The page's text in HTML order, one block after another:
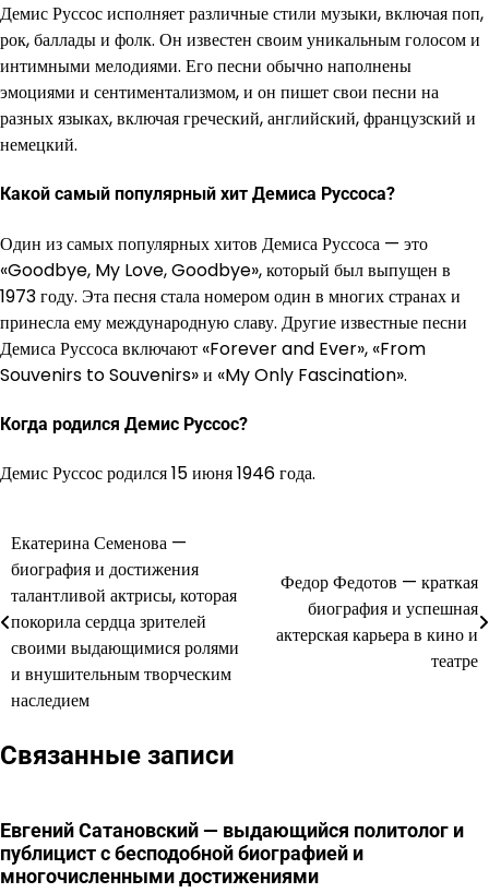
Демис Руссос исполняет различные стили музыки, включая поп,
рок, баллады и фолк. Он известен своим уникальным голосом и
интимными мелодиями. Его песни обычно наполнены
эмоциями и сентиментализмом, и он пишет свои песни на
разных языках, включая греческий, английский, французский и
немецкий.
Какой самый популярный хит Демиса Руссоса?
Один из самых популярных хитов Демиса Руссоса — это
«Goodbye, My Love, Goodbye», который был выпущен в
1973 году. Эта песня стала номером один в многих странах и
принесла ему международную славу. Другие известные песни
Демиса Руссоса включают «Forever and Ever», «From
Souvenirs to Souvenirs» и «My Only Fascination».
Когда родился Демис Руссос?
Демис Руссос родился 15 июня 1946 года.
Навигация
по
записям
Екатерина Семенова —
биография и достижения
талантливой актрисы, которая
покорила сердца зрителей
своими выдающимися ролями
и внушительным творческим
наследием
Федор Федотов — краткая
биография и успешная
актерская карьера в кино и
театре
Связанные записи
Евгений Сатановский — выдающийся политолог и
публицист с бесподобной биографией и
многочисленными достижениями